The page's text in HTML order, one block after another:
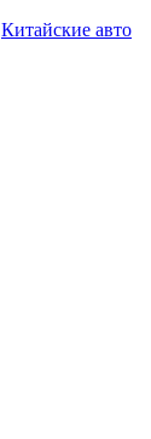
Китайские авто